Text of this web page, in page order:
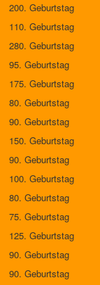
200. Geburtstag
110. Geburtstag
280. Geburtstag
95. Geburtstag
175. Geburtstag
80. Geburtstag
90. Geburtstag
150. Geburtstag
90. Geburtstag
100. Geburtstag
80. Geburtstag
75. Geburtstag
125. Geburtstag
90. Geburtstag
90. Geburtstag